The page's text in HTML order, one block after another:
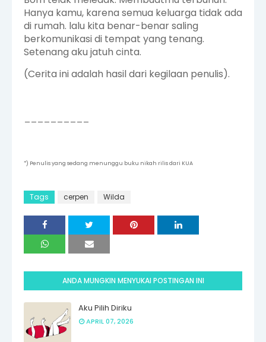
Hanya kamu, karena semua keluarga tidak ada
di rumah. lalu kita benar-benar saling
berkomunikasi di tempat yang tenang.
Setenang aku jatuh cinta.
(Cerita ini adalah hasil dari kegilaan penulis).
*) Penulis yang sedang menunggu buku nikah rilis dari KUA
Tags cerpen Wilda
ANDA MUNGKIN MENYUKAI POSTINGAN INI
Aku Pilih Diriku
APRIL 07, 2026